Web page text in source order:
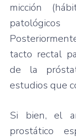
micción
patológicos
tacto rectal
de la
estudios que
Si bien, el
prostático